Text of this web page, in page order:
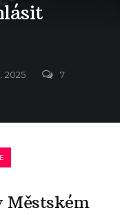
2025 7
Městském